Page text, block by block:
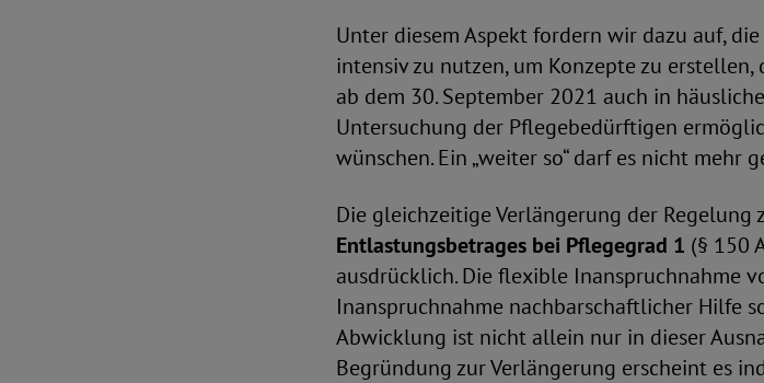
Unter diesem Aspekt fordern wir dazu auf,
intensiv zu nutzen, um Konzepte zu
ab dem 30. September 2021 auch in
Untersuchung der Pflegebedürftigen
wünschen. Ein „weiter so“ darf es nicht mehr
Die gleichzeitige Verlängerung der Regelung
Entlastungsbetrages bei Pflegegrad 1 (§ 150
ausdrücklich. Die flexible Inanspruchnahme
Inanspruchnahme nachbarschaftlicher Hilfe
Abwicklung ist nicht allein nur in dieser
Begründung zur Verlängerung erscheint es